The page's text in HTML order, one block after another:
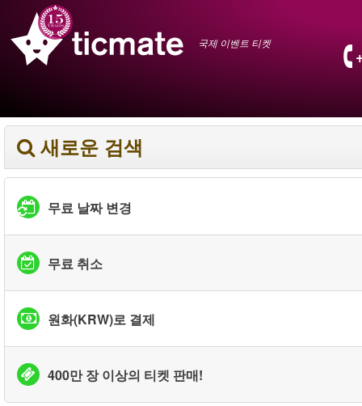
국제 이벤트 티켓
새로운 검색
무료 날짜 변경
무료 취소
원화(KRW)로 결제
400만 장 이상의 티켓 판매!